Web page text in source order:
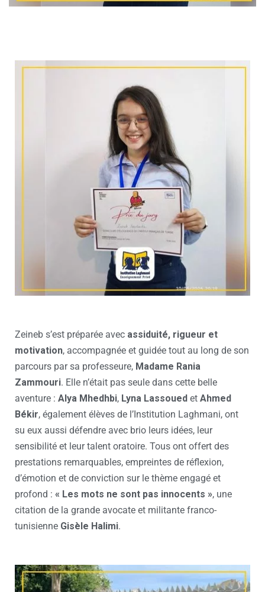
Zeineb s’est préparée avec assiduité, rigueur et
motivation, accompagnée et guidée tout au long de son
parcours par sa professeure, Madame Rania
Zammouri. Elle n’était pas seule dans cette belle
aventure : Alya Mhedhbi, Lyna Lassoued et Ahmed
Békir, également élèves de l’Institution Laghmani, ont
su eux aussi défendre avec brio leurs idées, leur
sensibilité et leur talent oratoire. Tous ont offert des
prestations remarquables, empreintes de réflexion,
d’émotion et de conviction sur le thème engagé et
profond : « Les mots ne sont pas innocents », une
citation de la grande avocate et militante franco-
tunisienne Gisèle Halimi.